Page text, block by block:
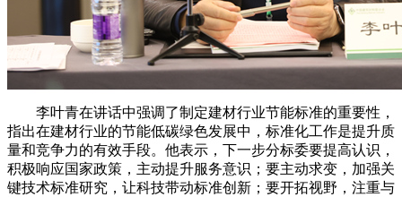
李叶青在讲话中强调了制定建材行业节能标准的重要性，
指出在建材行业的节能低碳绿色发展中，标准化工作是提升质
量和竞争力的有效手段。他表示，下一步分标委要提高认识，
积极响应国家政策，主动提升服务意识；要主动求变，加强关
键技术标准研究，让科技带动标准创新；要开拓视野，注重与